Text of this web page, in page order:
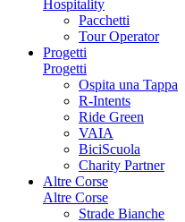
Hospitality
Pacchetti
Tour Operator
Progetti
Progetti
Ospita una Tappa
R-Intents
Ride Green
VAIA
BiciScuola
Charity Partner
Altre Corse
Altre Corse
Strade Bianche